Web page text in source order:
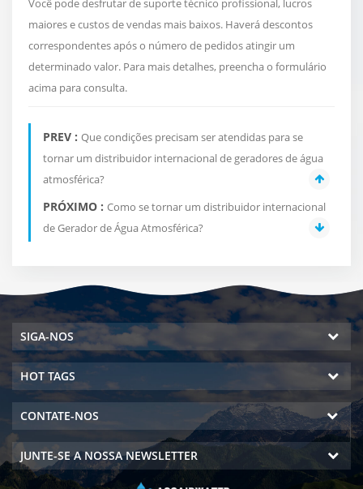
Você pode desfrutar de suporte técnico profissional, lucros
maiores e custos de vendas mais baixos. Haverá descontos
correspondentes após o número de pedidos atingir um
determinado valor. Para mais detalhes, preencha o formulário
acima para consulta.
PREV : Que condições precisam ser atendidas para se
tornar um distribuidor internacional de geradores de água
atmosférica?
PRÓXIMO : Como se tornar um distribuidor internacional
de Gerador de Água Atmosférica?
SIGA-NOS
HOT TAGS
CONTATE-NOS
JUNTE-SE A NOSSA NEWSLETTER